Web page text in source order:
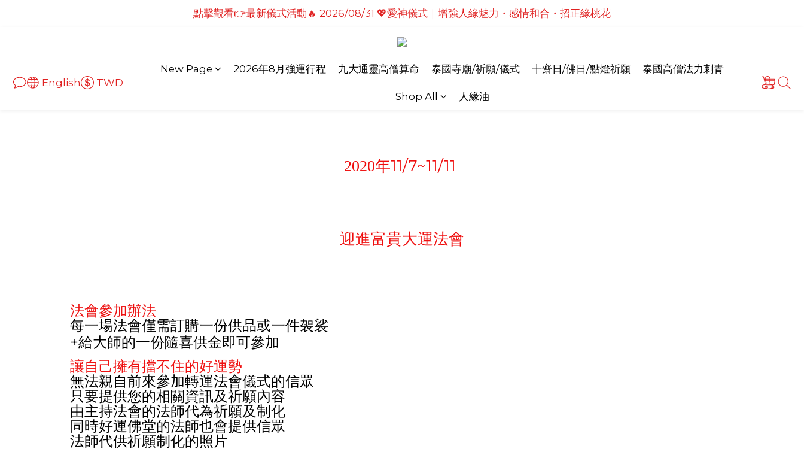
點擊觀看👉最新儀式活動🔥2026/08/19 💗2026七夕情定善緣桃花燈｜泰國高僧祈願點燈儀式
點擊觀看👉最新儀式活動🔥 2026/08/31 💖愛神儀式｜增強人緣魅力・感情和合・招正緣桃花
點擊觀看👉最新儀式活動🔥2026/08/19 💗2026七夕情定善緣桃花燈｜泰國高僧祈願點燈儀式
English TWD
New Page 2026年8月強運行程 九大通靈高僧算命 泰國寺廟/祈願/儀式 十齋日/佛日/點燈祈願 泰國高僧法力刺青
Shop All 人緣油
2020年11/7~11/11
迎進富貴大運法會
法會參加辦法
每一場法會僅需訂購一份供品或一件袈裟
+給大師的一份隨喜供金即可參加
讓自己擁有擋不住的好運勢
無法親自前來參加轉運法會儀式的信眾
只要提供您的相關資訊及祈願內容
由主持法會的法師代為祈願及制化
同時好運佛堂的法師也會提供信眾
法師代供祈願制化的照片